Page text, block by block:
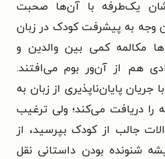
یک‌طرفه با آن‌ها صحبت
وجه به پیشرفت کودک در زبان
مکالمه کمی بین والدین و
هم از آن‌ور بوم می‌افتند.
جریان پایان‌ناپذیری از زبان به
را دریافت می‌کند؛ ولی ترغیب
جالب از کودک بپرسید، از
شنونده بودن داستانی نقل